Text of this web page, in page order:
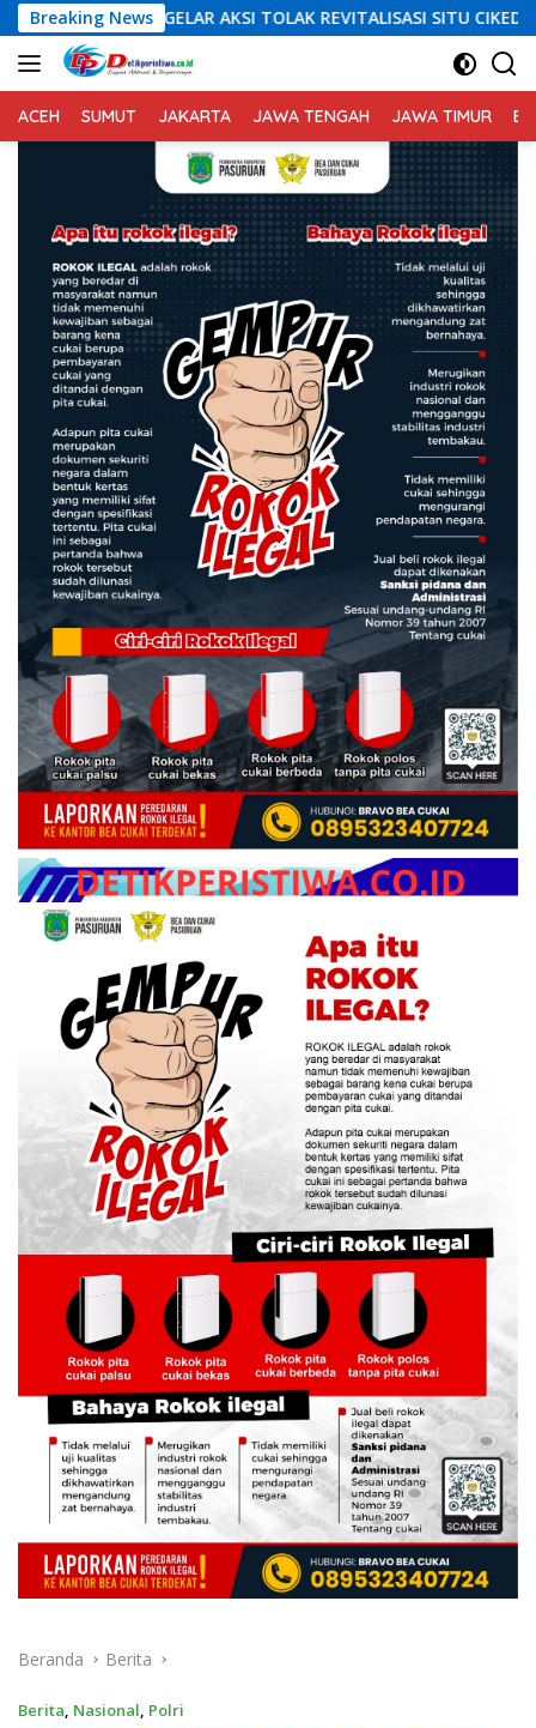
Langsung
ke
konten
Breaking News
TOLAK REVITALISASI SITU CIKEDAL, 150 PESERTA SERUKAN
ACEH SUMUT JAKARTA JAWA TENGAH JAWA TIMUR
Beranda Berita
Berita, Nasional, Polri